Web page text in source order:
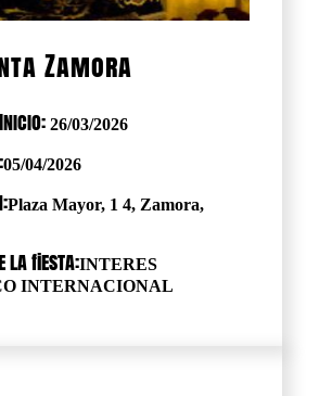
Zamora
26/03/2026
05/04/2026
Plaza Mayor, 1 4, Zamora,
la fiesta:INTERES
INTERNACIONAL